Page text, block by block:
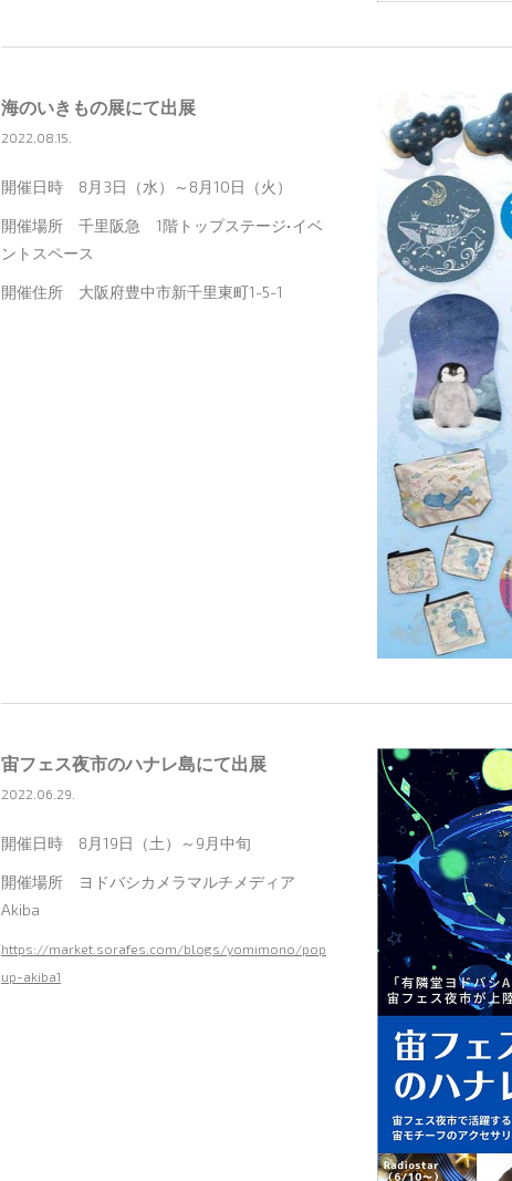
海のいきもの展にて出展
2022.08.15.
開催日時 8月3日（水）～8月10日（火）
開催場所 千里阪急 1階トップステージ•イベ
ントスペース
開催住所 大阪府豊中市新千里東町1-5-1
宙フェス夜市のハナレ島にて出展
2022.06.29.
開催日時 8月19日（土）～9月中旬
開催場所 ヨドバシカメラマルチメディア
Akiba
https://market.sorafes.com/blogs/yomimono/pop
up-akiba1